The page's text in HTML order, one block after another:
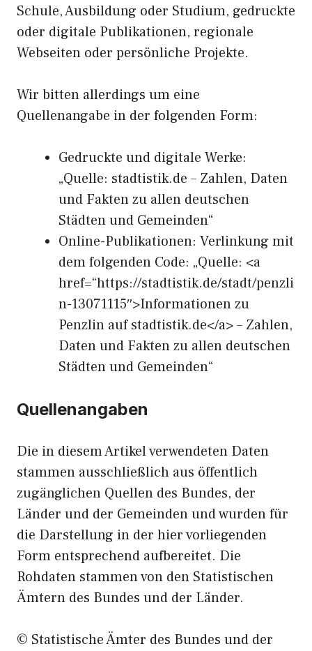
Schule, Ausbildung oder Studium, gedruckte
oder digitale Publikationen, regionale
Webseiten oder persönliche Projekte.
Wir bitten allerdings um eine
Quellenangabe in der folgenden Form:
Gedruckte und digitale Werke:
„Quelle: stadtistik.de – Zahlen, Daten
und Fakten zu allen deutschen
Städten und Gemeinden“
Online-Publikationen: Verlinkung mit
dem folgenden Code: „Quelle: <a
href=“https://stadtistik.de/stadt/penzli
n-13071115″>Informationen zu
Penzlin auf stadtistik.de</a> – Zahlen,
Daten und Fakten zu allen deutschen
Städten und Gemeinden“
Quellenangaben
Die in diesem Artikel verwendeten Daten
stammen ausschließlich aus öffentlich
zugänglichen Quellen des Bundes, der
Länder und der Gemeinden und wurden für
die Darstellung in der hier vorliegenden
Form entsprechend aufbereitet. Die
Rohdaten stammen von den Statistischen
Ämtern des Bundes und der Länder.
© Statistische Ämter des Bundes und der